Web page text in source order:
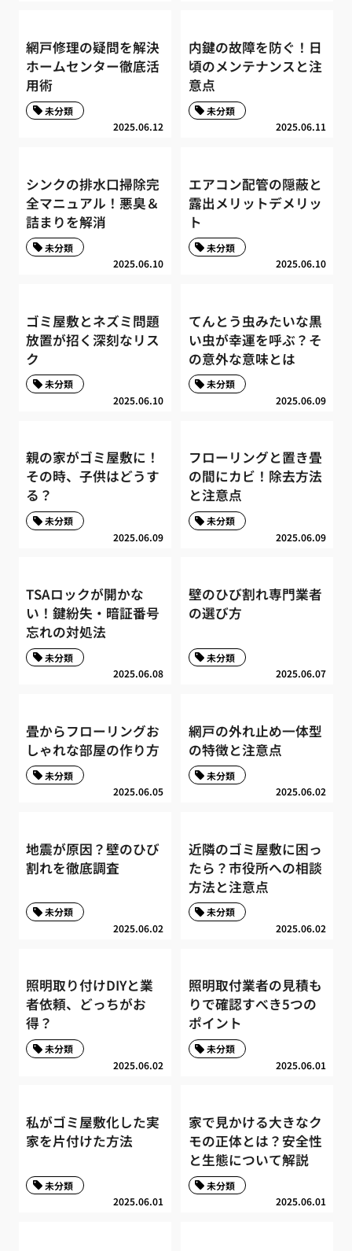
網戸修理の疑問を解決
ホームセンター徹底活
用術
2025.06.12
未分類
内鍵の故障を防ぐ！日
頃のメンテナンスと注
意点
2025.06.11
未分類
シンクの排水口掃除完
全マニュアル！悪臭＆
詰まりを解消
2025.06.10
未分類
エアコン配管の隠蔽と
露出メリットデメリッ
ト
2025.06.10
未分類
ゴミ屋敷とネズミ問題
放置が招く深刻なリス
ク
2025.06.10
未分類
てんとう虫みたいな黒
い虫が幸運を呼ぶ？そ
の意外な意味とは
2025.06.09
未分類
親の家がゴミ屋敷に！
その時、子供はどうす
る？
2025.06.09
未分類
フローリングと置き畳
の間にカビ！除去方法
と注意点
2025.06.09
未分類
TSAロックが開かな
い！鍵紛失・暗証番号
忘れの対処法
2025.06.08
未分類
壁のひび割れ専門業者
の選び方
2025.06.07
未分類
畳からフローリングお
しゃれな部屋の作り方
2025.06.05
未分類
網戸の外れ止め一体型
の特徴と注意点
2025.06.02
未分類
地震が原因？壁のひび
割れを徹底調査
2025.06.02
未分類
近隣のゴミ屋敷に困っ
たら？市役所への相談
方法と注意点
2025.06.02
未分類
照明取り付けDIYと業
者依頼、どっちがお
得？
2025.06.02
未分類
照明取付業者の見積も
りで確認すべき5つの
ポイント
2025.06.01
未分類
私がゴミ屋敷化した実
家を片付けた方法
2025.06.01
未分類
家で見かける大きなク
モの正体とは？安全性
と生態について解説
2025.06.01
未分類